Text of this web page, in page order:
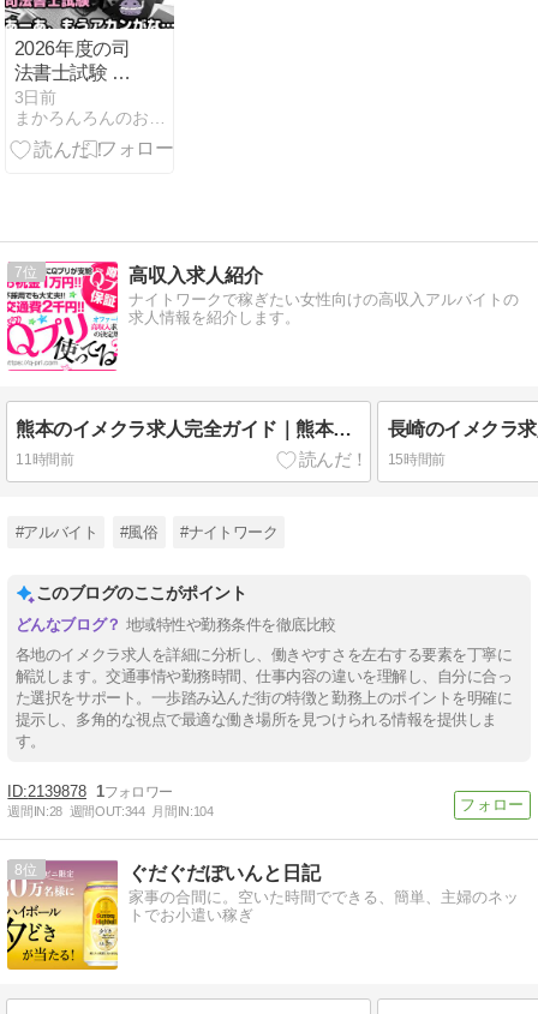
2026年度の司
法書士試験 あ
ーあ、もうア
カンがな…
3日前
まかろんろんのお気楽節約生活
7 高収入求人紹介
ナイトワークで稼ぎたい女性向けの高収入アルバイトの
求人情報を紹介します。
熊本のイメクラ求人完全ガイド｜熊本市・下通・新市街・光の森・菊池・玉名・荒尾・八代・人吉・天草で働く街の選び方
11時間前 15時間前
#アルバイト #風俗 #ナイトワーク
このブログのここがポイント
地域特性や勤務条件を徹底比較
各地のイメクラ求人を詳細に分析し、働きやすさを左右する要素を丁寧に
解説します。交通事情や勤務時間、仕事内容の違いを理解し、自分に合っ
た選択をサポート。一歩踏み込んだ街の特徴と勤務上のポイントを明確に
提示し、多角的な視点で最適な働き場所を見つけられる情報を提供しま
す。
2139878 1
週間IN:28 週間OUT:344 月間IN:104
8 ぐだぐだぽいんと日記
家事の合間に。空いた時間でできる、簡単、主婦のネッ
トでお小遣い稼ぎ